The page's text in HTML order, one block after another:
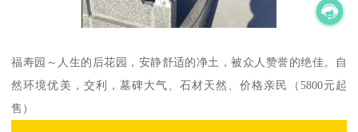
福寿园～人生的后花园，安静舒适的净土，被众人赞誉的绝佳。自
然环境优美，交利，墓碑大气、石材天然、价格亲民（5800元起
售）